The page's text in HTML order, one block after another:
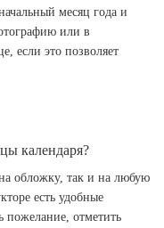
месяц года и
или в
если это позволяет
календаря?
обложку, так и на любую
есть удобные
пожелание, отметить